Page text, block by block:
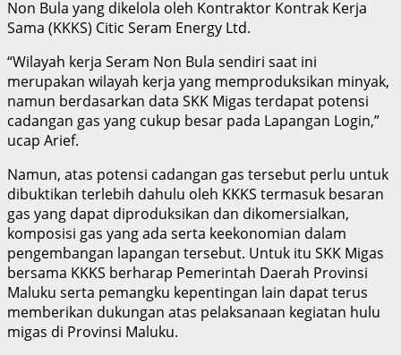
Non Bula yang dikelola oleh Kontraktor Kontrak Kerja
Sama (KKKS) Citic Seram Energy Ltd.
“Wilayah kerja Seram Non Bula sendiri saat ini
merupakan wilayah kerja yang memproduksikan minyak,
namun berdasarkan data SKK Migas terdapat potensi
cadangan gas yang cukup besar pada Lapangan Login,”
ucap Arief.
Namun, atas potensi cadangan gas tersebut perlu untuk
dibuktikan terlebih dahulu oleh KKKS termasuk besaran
gas yang dapat diproduksikan dan dikomersialkan,
komposisi gas yang ada serta keekonomian dalam
pengembangan lapangan tersebut. Untuk itu SKK Migas
bersama KKKS berharap Pemerintah Daerah Provinsi
Maluku serta pemangku kepentingan lain dapat terus
memberikan dukungan atas pelaksanaan kegiatan hulu
migas di Provinsi Maluku.